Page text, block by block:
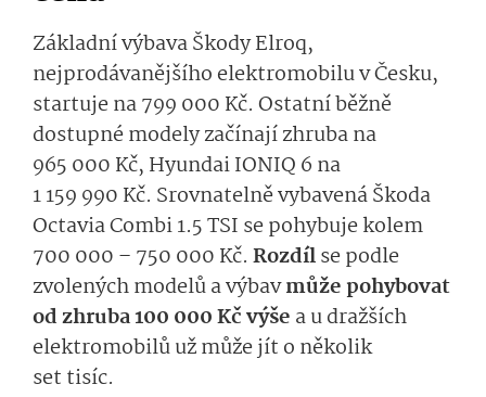
Základní výbava Škody Elroq,
nejprodávanějšího elektromobilu v Česku,
startuje na 799 000 Kč. Ostatní běžně
dostupné modely začínají zhruba na
965 000 Kč, Hyundai IONIQ 6 na
1 159 990 Kč. Srovnatelně vybavená Škoda
Octavia Combi 1.5 TSI se pohybuje kolem
700 000 – 750 000 Kč. Rozdílse podle
zvolených modelů a výbavmůže pohybovat
od zhruba 100 000 Kč výše a u dražších
elektromobilů už může jít o několik
set tisíc.